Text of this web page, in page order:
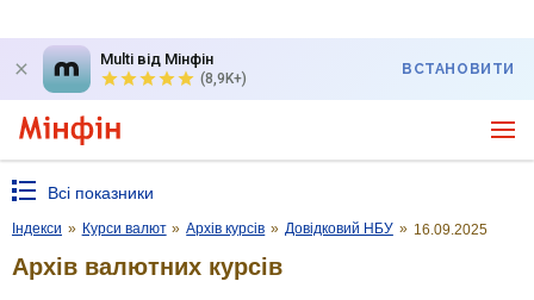
Multi від Мінфін
(8,9K+)
ВСТАНОВИТИ
Всі показники
Індекси » Курси валют » Архів курсів » Довідковий НБУ » 16.09.2025
Архів валютних курсів